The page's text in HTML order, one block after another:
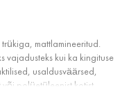
mattlamineeritud.
vajadusteks kui ka kingituse
usaldusväärsed,
või polüetüleenist kotist
võimaldab peale kanda